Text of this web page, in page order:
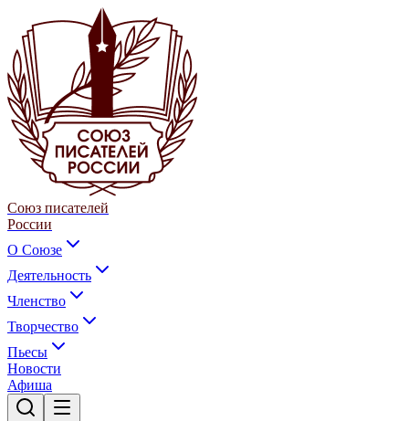
Союз писателей
России
О Союзе
Деятельность
Членство
Творчество
Пьесы
Новости
Афиша